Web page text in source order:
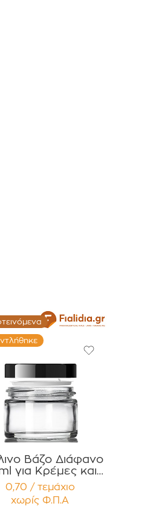
Βάζο Διάφανο
για Κρέμες και
με Μαύρο
Καπάκι
PP Linner
0,70 / τεμάχιο
χωρίς Φ.Π.Α